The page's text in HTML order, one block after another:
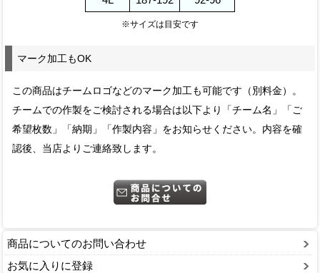
※サイズは目安です
マーク加工もOK
この商品はチームロゴなどのマーク加工も可能です（別料金）。
チームでの作製をご検討される場合は以下より「チーム名」「ご
希望枚数」「納期」「作製内容」をお知らせください。内容を確
認後、当店よりご連絡致します。
商品についてのお問い合わせ
お気に入りに登録